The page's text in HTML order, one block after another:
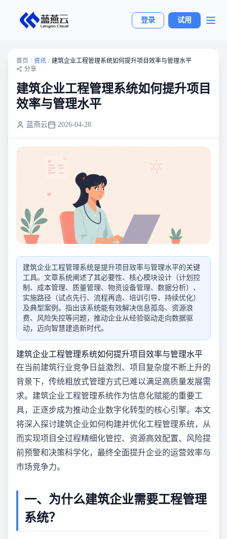
登录 试用
首页 / 资讯 / 建筑企业工程管理系统如何提升项目效率与管理水平
分享
建筑企业工程管理系统如何提升项目
效率与管理水平
蓝燕云 2026-04-28
建筑企业工程管理系统是提升项目效率与管理水平的关键
工具。文章系统阐述了其必要性、核心模块设计（计划控
制、成本管理、质量管理、物资设备管理、数据分析）、
实施路径（试点先行、流程再造、培训引导、持续优化）
及典型案例。指出该系统能有效解决信息孤岛、资源浪
费、风险失控等问题，推动企业从经验驱动走向数据驱
动，迈向智慧建造新时代。
建筑企业工程管理系统如何提升项目效率与管理水平
在当前建筑行业竞争日益激烈、项目复杂度不断上升的
背景下，传统粗放式管理方式已难以满足高质量发展需
求。建筑企业工程管理系统作为信息化赋能的重要工
具，正逐步成为推动企业数字化转型的核心引擎。本文
将深入探讨建筑企业如何构建并优化工程管理系统，从
而实现项目全过程精细化管控、资源高效配置、风险提
前预警和决策科学化，最终全面提升企业的运营效率与
市场竞争力。
一、为什么建筑企业需要工程管理
系统？